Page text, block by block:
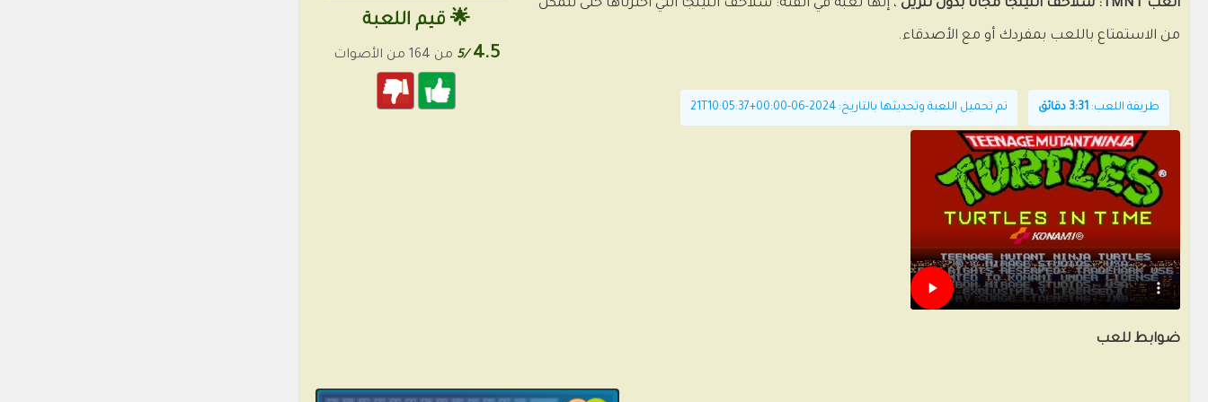
🌟 قيم اللعبة
4.5
/5 من 164 من الأصوات
العب TMNT: سلاحف النينجا مجانًا بدون تنزيل ، إنها لعبة في الفئة: سلاحف النينجا التي اخترناها حتى تتمكن
من الاستمتاع باللعب بمفردك أو مع الأصدقاء.
طريقة اللعب: 3:31 دقائق تم تحميل اللعبة وتحديثها بالتاريخ: 2024-06-21T10:05:37+00:00
ضوابط للعب